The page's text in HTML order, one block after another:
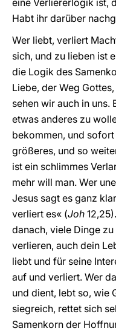
eine Verliererlogik ist,
Habt ihr darüber
Wer liebt, verliert
sich, und zu lieben ist
die Logik des
Liebe, der Weg
sehen wir auch in uns.
etwas anderes zu
bekommen, und
größeres, und so
ist ein schlimmes
mehr will man. Wer
Jesus sagt es ganz
verliert es« (Joh
danach, viele Dinge
verlieren, auch dein
liebt und für seine
auf und verliert. Wer
und dient, lebt so, wie
siegreich, rettet sich
Samenkorn der